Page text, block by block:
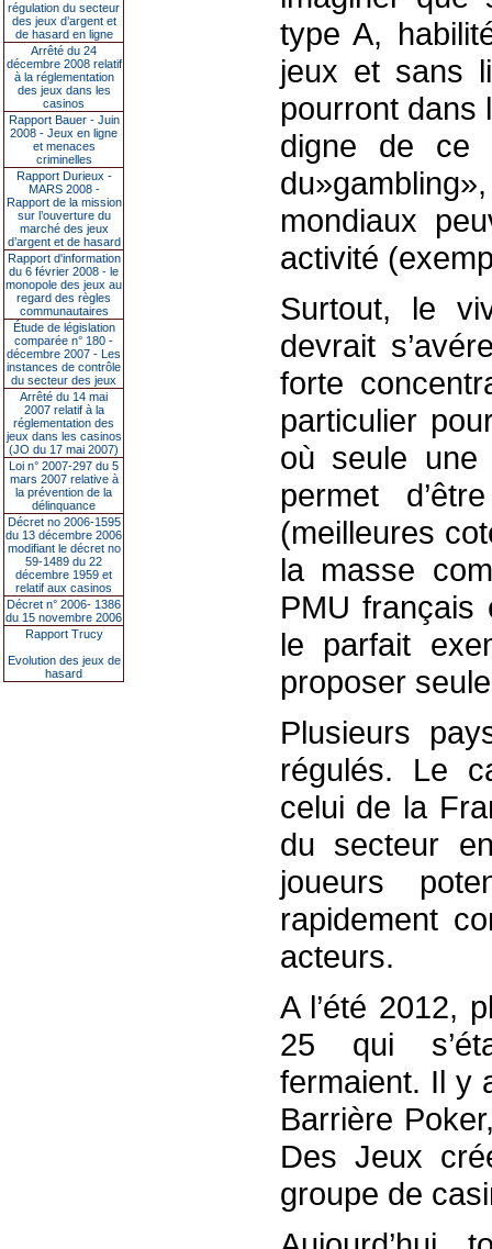
régulation du secteur
des jeux d’argent et
de hasard en ligne
Arrêté du 24
décembre 2008 relatif
à la réglementation
des jeux dans les
casinos
Rapport Bauer - Juin
2008 - Jeux en ligne
et menaces
criminelles
Rapport Durieux -
MARS 2008 -
Rapport de la mission
sur l’ouverture du
marché des jeux
d’argent et de hasard
Rapport d'information
du 6 février 2008 - le
monopole des jeux au
regard des règles
communautaires
Étude de législation
comparée n° 180 -
décembre 2007 - Les
instances de contrôle
du secteur des jeux
Arrêté du 14 mai
2007 relatif à la
réglementation des
jeux dans les casinos
(JO du 17 mai 2007)
Loi n° 2007-297 du 5
mars 2007 relative à
la prévention de la
délinquance
Décret no 2006-1595
du 13 décembre 2006
modifiant le décret no
59-1489 du 22
décembre 1959 et
relatif aux casinos
Décret n° 2006- 1386
du 15 novembre 2006
Rapport Trucy
Evolution des jeux de
hasard
type A,
jeux et sans
pourront dans
digne de ce
mondiaux
activité
Surtout, le
devrait
forte
particulier
où seule une
permet
(meilleures
la masse
PMU
le parfait
proposer
Plusieurs
régulés. Le
celui de la
du secteur
joueurs
rapidement
acteurs.
A l’été 2012,
25 qui
fermaient. Il y
Barrière
Des Jeux
groupe de